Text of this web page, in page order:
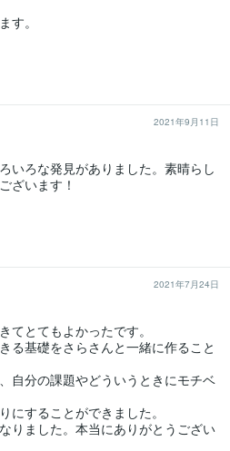
2021年9月11日
いろな発見がありました。素晴らし
ざいます！
2021年7月24日
てとてもよかったです。
る基礎をさらさんと一緒に作ること
自分の課題やどういうときにモチベ
にすることができました。
りました。本当にありがとうござい